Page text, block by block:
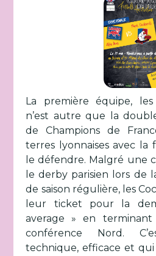
La première équipe, les
n’est autre que la
de Champions de
terres lyonnaises avec la
le défendre. Malgré une
le derby parisien lors de
de saison régulière, les
leur ticket pour la
average » en
conférence Nord.
technique, efficace et